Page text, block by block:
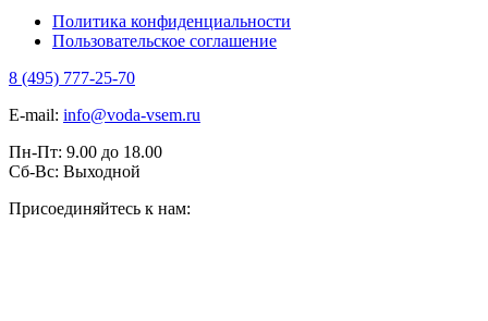
Политика конфиденциальности
Пользовательское соглашение
8 (495) 777-25-70
E-mail: info@voda-vsem.ru
Пн-Пт: 9.00 до 18.00
Сб-Вс: Выходной
Присоединяйтесь к нам: